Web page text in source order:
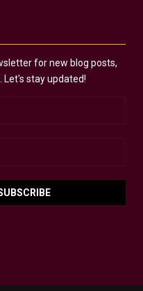
for new blog posts,
Let's stay updated!